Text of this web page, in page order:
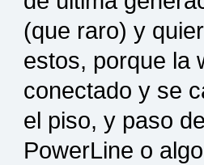
(que raro) y
estos, porque la
conectado y se
el piso, y paso
PowerLine o